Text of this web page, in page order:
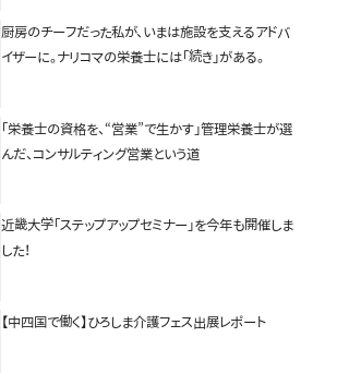
厨房のチーフだった私が、いまは施設を支えるアドバ
イザーに。ナリコマの栄養士には「続き」がある。
「栄養士の資格を、“営業”で生かす」管理栄養士が選
んだ、コンサルティング営業という道
近畿大学「ステップアップセミナー」を今年も開催しま
した！
【中四国で働く】ひろしま介護フェス出展レポート